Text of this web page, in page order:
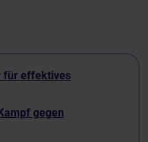
für effektives
gegen